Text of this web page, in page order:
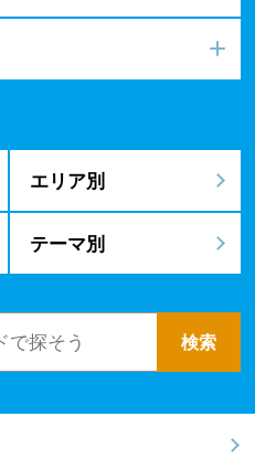
エリア別
テーマ別